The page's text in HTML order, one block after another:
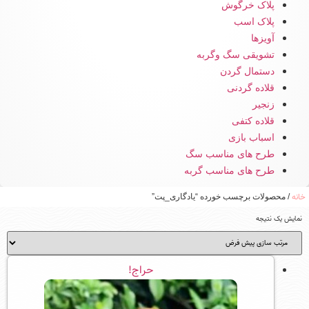
پلاک خرگوش
پلاک اسب
آویزها
تشویقی سگ وگربه
دستمال گردن
قلاده گردنی
زنجیر
قلاده کتفی
اسباب بازی
طرح های مناسب سگ
طرح های مناسب گربه
خانه/ محصولات برچسب خورده “یادگاری_پت”
نمایش یک نتیجه
حراج!